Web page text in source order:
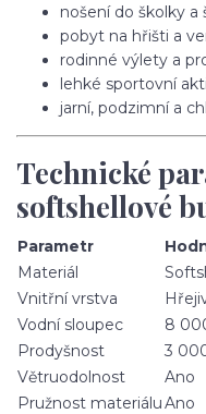
nošení do školky a
pobyt na hřišti a
rodinné výlety a
lehké sportovní
jarní, podzimní a
Technické
softshellové
Parametr
Materiál
Vnitřní vrstva
Vodní sloupec
8
Prodyšnost
3
Větruodolnost
Ano
Pružnost materiáluAno